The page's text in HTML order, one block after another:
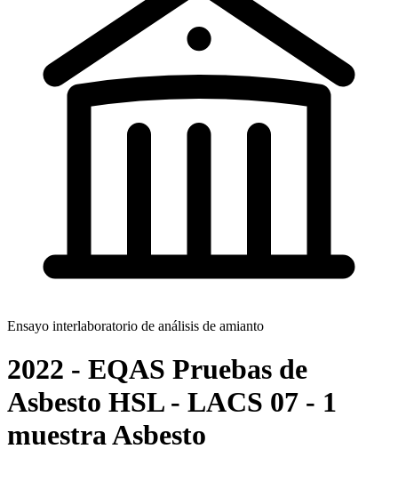
Ensayo interlaboratorio de análisis de amianto
2022 - EQAS Pruebas de
Asbesto HSL - LACS 07 - 1
muestra Asbesto